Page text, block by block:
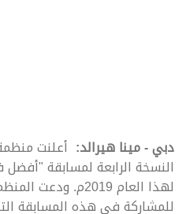
دبي - مينا هيرالد:
أعلنت
النسخة الرابعة لمسابقة "أفضل
لهذا العام 2019م.
للمشاركة في هذه المسابقة